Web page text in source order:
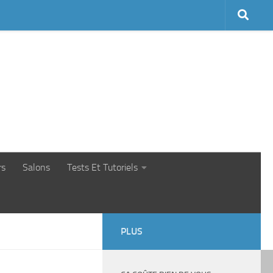
Salons Tests Et Tutoriels
PLUS